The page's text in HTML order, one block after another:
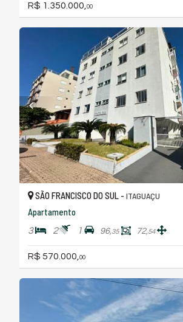
R$ 1.350.000,00
SÃO FRANCISCO DO SUL - ITAGUAÇU
Apartamento
3 2 1 96,35 72,54
R$ 570.000, 00